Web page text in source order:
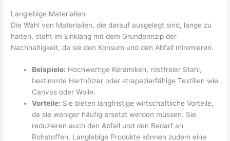
Langlebige Materialien
Die Wahl von Materialien, die darauf ausgelegt sind, lange zu
halten, steht im Einklang mit dem Grundprinzip der
Nachhaltigkeit, da sie den Konsum und den Abfall minimieren.
Beispiele: Hochwertige Keramiken, rostfreier Stahl,
bestimmte Harthölzer oder strapazierfähige Textilien wie
Canvas oder Wolle.
Vorteile: Sie bieten langfristige wirtschaftliche Vorteile,
da sie weniger häufig ersetzt werden müssen. Sie
reduzieren auch den Abfall und den Bedarf an
Rohstoffen. Langlebige Produkte können zudem eine